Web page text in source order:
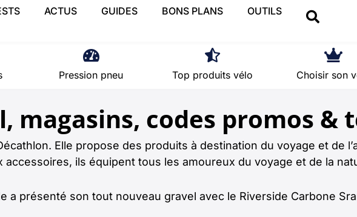
ACTUS GUIDES BONS PLANS OUTILS
Pression pneu Top produits vélo Choisir son
magasins, codes promos &
Elle propose des produits à destination du voyage et de
accessoires, ils équipent tous les amoureux du voyage et de la
a présenté son tout nouveau gravel avec le Riverside Carbone